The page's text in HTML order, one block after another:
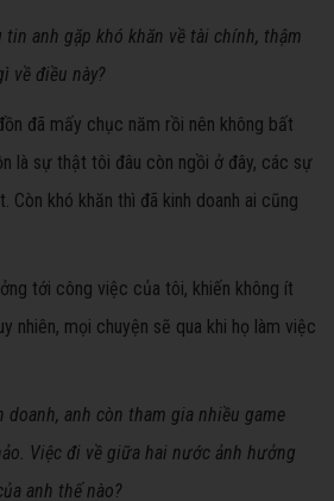
anh gặp khó khăn về tài chính, thậm
về điều này?
đã mấy chục năm rồi nên không bất
là sự thật tôi đâu còn ngồi ở đây, các sự
Còn khó khăn thì đã kinh doanh ai cũng
tới công việc của tôi, khiến không ít
nhiên, mọi chuyện sẽ qua khi họ làm việc
anh còn tham gia nhiều game
Việc đi về giữa hai nước ảnh hưởng
anh thế nào?